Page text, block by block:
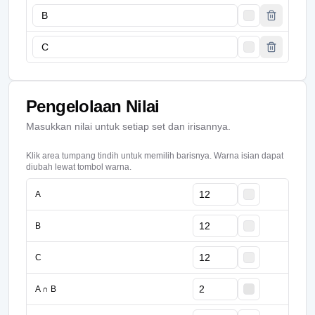
Pengelolaan Nilai
Masukkan nilai untuk setiap set dan irisannya.
Klik area tumpang tindih untuk memilih barisnya. Warna isian dapat
diubah lewat tombol warna.
A
B
C
A ∩ B